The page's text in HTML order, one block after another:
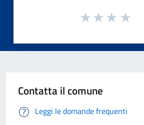
Contatta il comune
Leggi le domande frequenti